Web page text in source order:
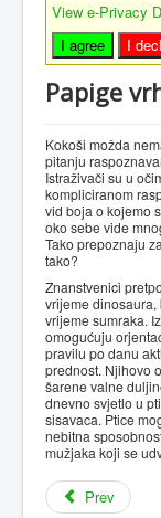
View e-Privacy
I agree
I
Papige
Kokoši možda
pitanju
Istraživači su u
kompliciranom
vid boja o kojemo
oko sebe vide
Tako prepoznaju
tako?
Znanstvenici
vrijeme dinosaura,
vrijeme sumraka.
omogućuju
pravilu po danu
prednost. Njihovo
šarene valne
dnevno svjetlo u
sisavaca. Ptice
nebitna
mužjaka koji se
Prev